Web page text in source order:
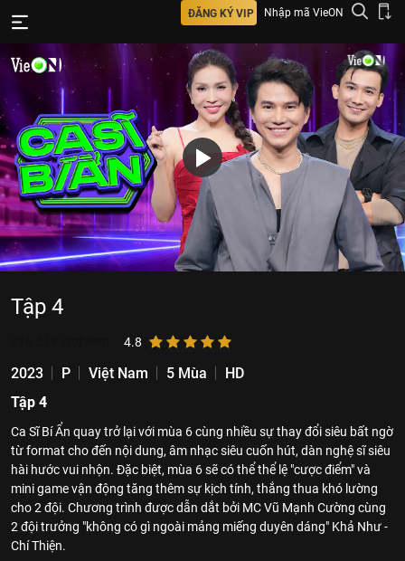
ĐĂNG KÝ VIP Nhập mã VieON
Tập 4
4.8
2023 P Việt Nam 5 Mùa
HD
Tập 4
Ca Sĩ Bí Ẩn quay trở lại với mùa 6 cùng nhiều sự thay đổi siêu bất ngờ
từ format cho đến nội dung, âm nhạc siêu cuốn hút, dàn nghệ sĩ siêu
hài hước vui nhộn. Đặc biệt, mùa 6 sẽ có thể thể lệ "cược điểm" và
mini game vận động tăng thêm sự kịch tính, thắng thua khó lường
cho 2 đội. Chương trình được dẫn dắt bởi MC Vũ Mạnh Cường cùng
2 đội trưởng "không có gì ngoài mảng miếng duyên dáng" Khả Như -
Chí Thiện.